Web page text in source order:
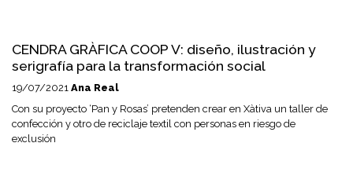
CENDRA GRÀFICA COOP V: diseño, ilustración y
serigrafía para la transformación social
19/07/2021 Ana Real
Con su proyecto ‘Pan y Rosas’ pretenden crear en Xàtiva un taller de
confección y otro de reciclaje textil con personas en riesgo de
exclusión